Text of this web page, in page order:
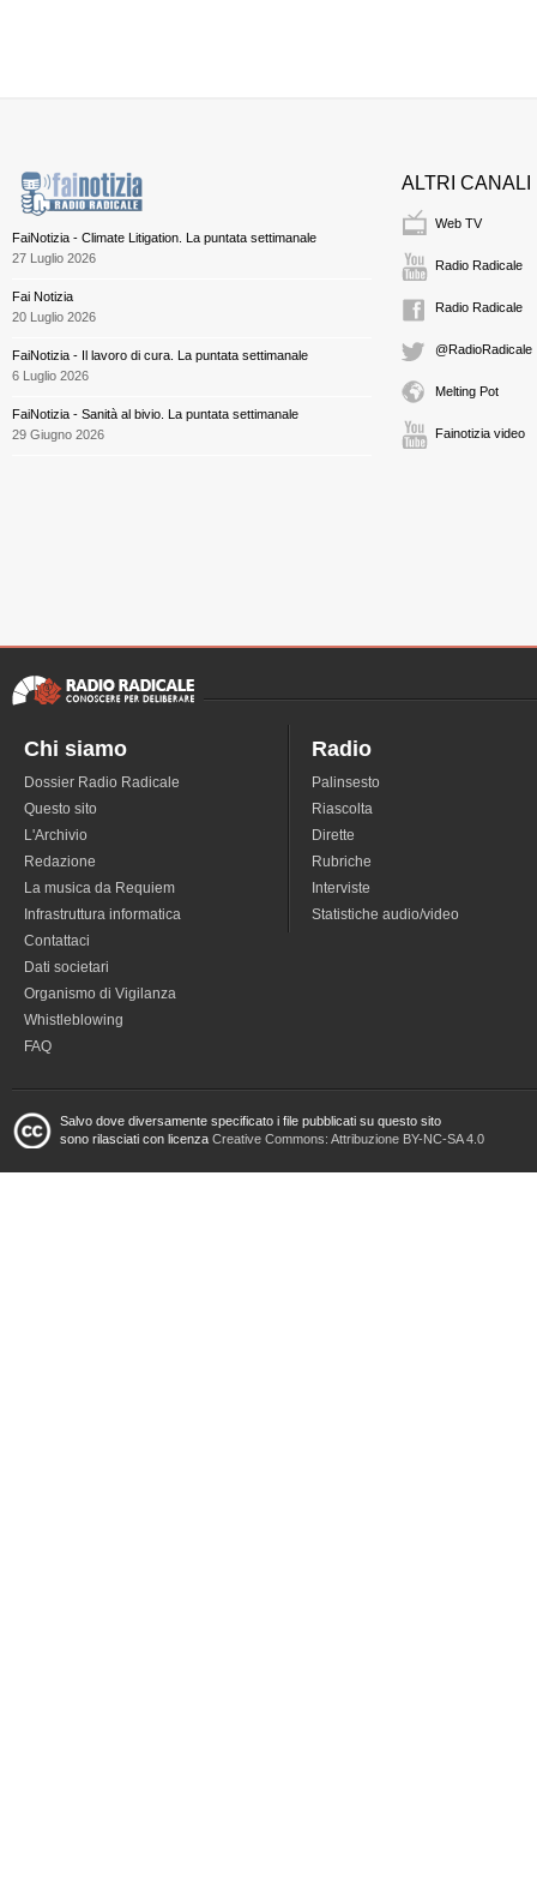
FaiNotizia - Climate Litigation. La puntata settimanale
27 Luglio 2026
Fai Notizia
20 Luglio 2026
FaiNotizia - Il lavoro di cura. La puntata settimanale
6 Luglio 2026
FaiNotizia - Sanità al bivio. La puntata settimanale
29 Giugno 2026
ALTRI CANALI
Web TV
Radio Radicale
Radio Radicale
@RadioRadicale
Melting Pot
Fainotizia video
Chi siamo
Dossier Radio Radicale
Questo sito
L'Archivio
Redazione
La musica da Requiem
Infrastruttura informatica
Contattaci
Dati societari
Organismo di Vigilanza
Whistleblowing
FAQ
Radio
Palinsesto
Riascolta
Dirette
Rubriche
Interviste
Statistiche audio/video
Salvo dove diversamente specificato i file pubblicati su questo sito
sono rilasciati con licenza Creative Commons: Attribuzione BY-NC-SA 4.0